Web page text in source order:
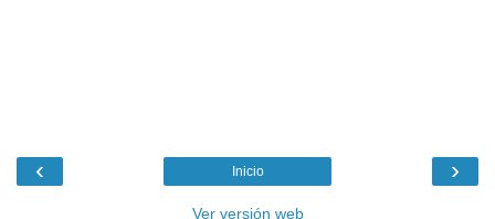
‹ ›
Inicio
Ver versión web